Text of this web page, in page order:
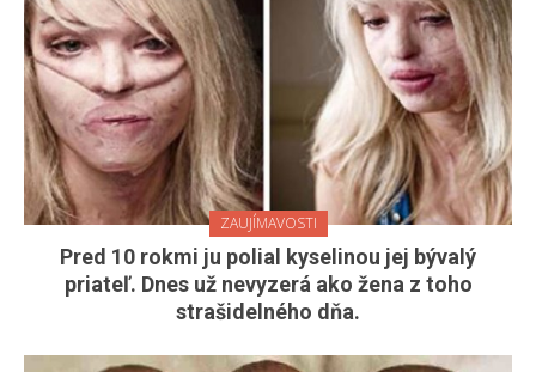
ZAUJÍMAVOSTI
Pred 10 rokmi ju polial kyselinou jej bývalý
priateľ. Dnes už nevyzerá ako žena z toho
strašidelného dňa.